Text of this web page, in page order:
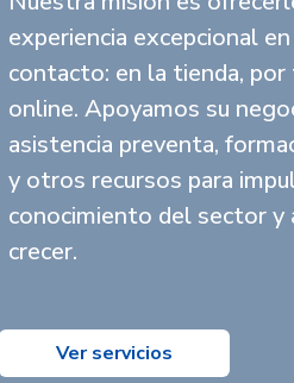
experiencia excepcional
contacto: en la tienda,
online. Apoyamos su
asistencia preventa,
y otros recursos para
conocimiento del sector y
crecer.
Ver servicios